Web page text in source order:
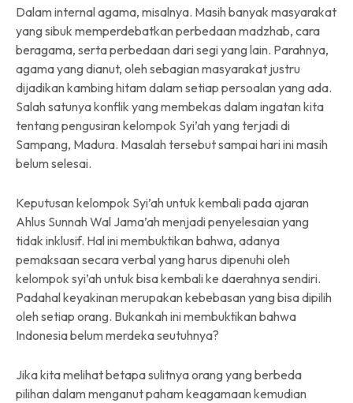
Dalam internal agama, misalnya. Masih banyak masyarakat
yang sibuk memperdebatkan perbedaan madzhab, cara
beragama, serta perbedaan dari segi yang lain. Parahnya,
agama yang dianut, oleh sebagian masyarakat justru
dijadikan kambing hitam dalam setiap persoalan yang ada.
Salah satunya konflik yang membekas dalam ingatan kita
tentang pengusiran kelompok Syi’ah yang terjadi di
Sampang, Madura. Masalah tersebut sampai hari ini masih
belum selesai.
Keputusan kelompok Syi’ah untuk kembali pada ajaran
Ahlus Sunnah Wal Jama’ah menjadi penyelesaian yang
tidak inklusif. Hal ini membuktikan bahwa, adanya
pemaksaan secara verbal yang harus dipenuhi oleh
kelompok syi’ah untuk bisa kembali ke daerahnya sendiri.
Padahal keyakinan merupakan kebebasan yang bisa dipilih
oleh setiap orang. Bukankah ini membuktikan bahwa
Indonesia belum merdeka seutuhnya?
Jika kita melihat betapa sulitnya orang yang berbeda
pilihan dalam menganut paham keagamaan kemudian